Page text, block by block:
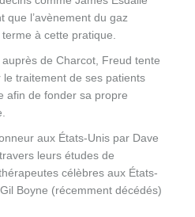
que l’avènement du gaz
à cette pratique.
de Charcot, Freud tente
le traitement de ses patients
afin de fonder sa propre
aux États-Unis par Dave
leurs études de
célèbres aux États-
Boyne (récemment décédés)